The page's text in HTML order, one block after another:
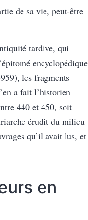
de sa vie, peut-être
tardive, qui
encyclopédique
les fragments
a fait l’historien
440 et 450, soit
érudit du milieu
qu’il avait lus, et
en